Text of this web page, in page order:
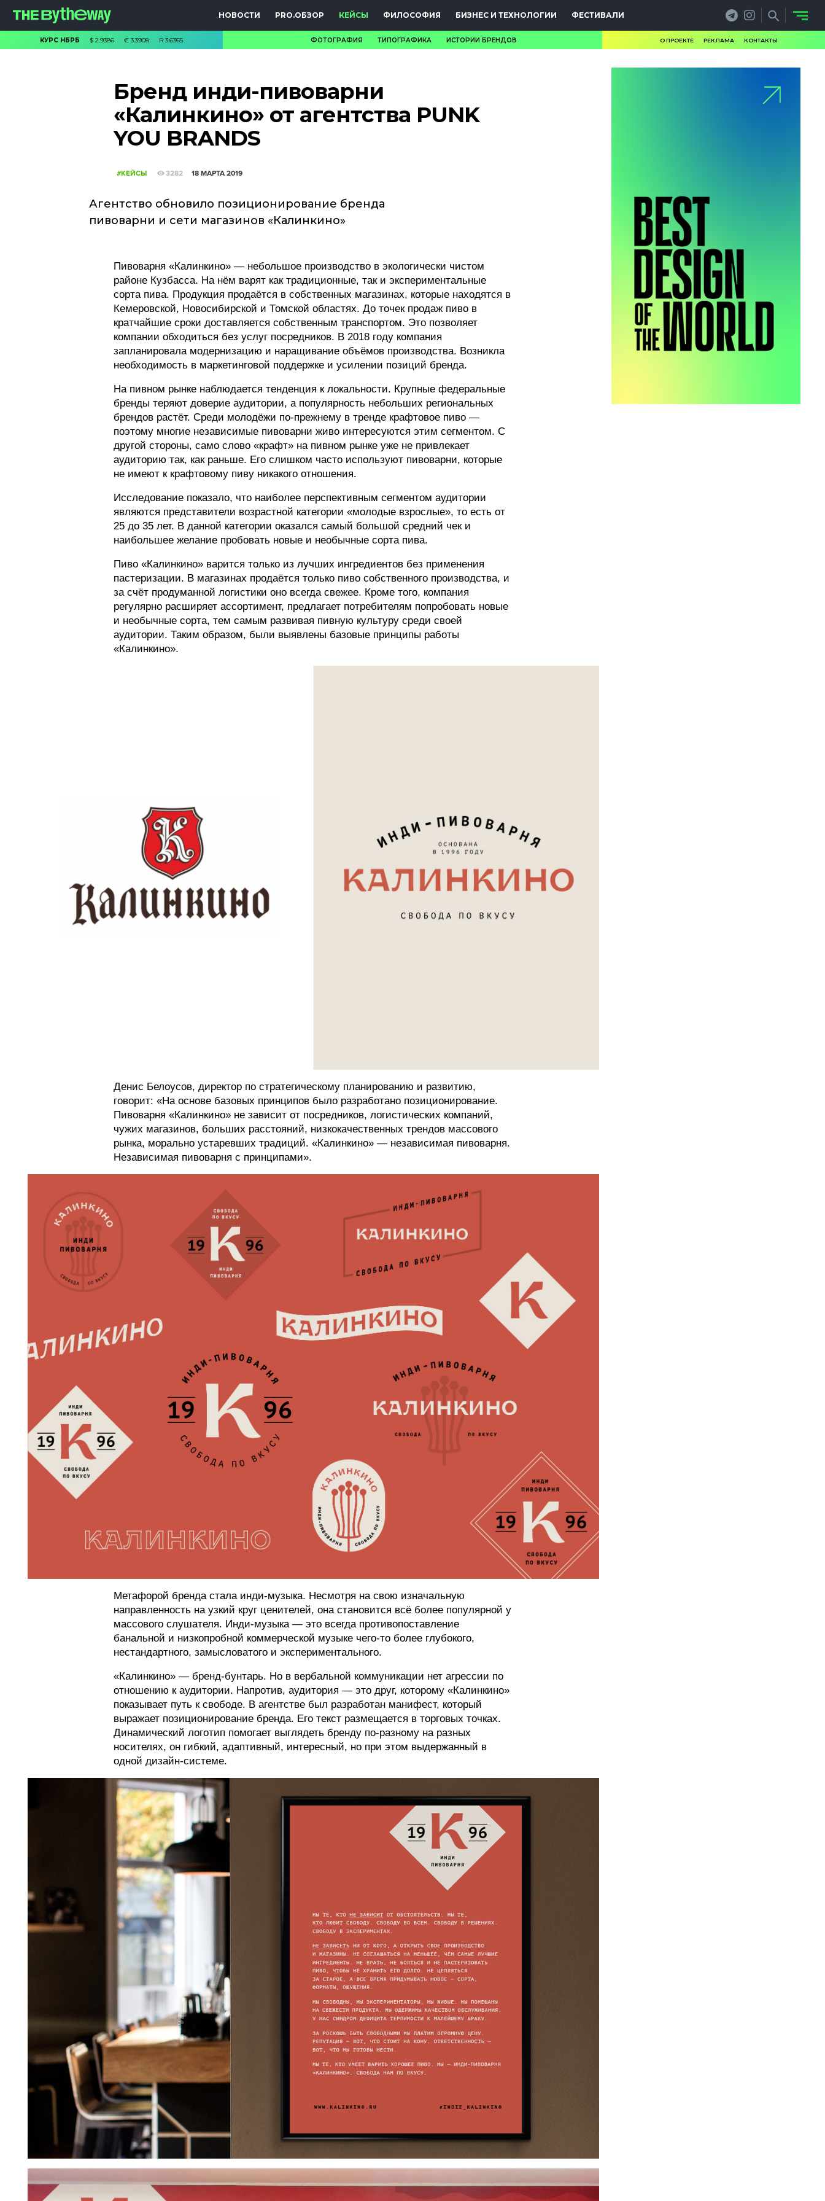
НОВОСТИ PRO.ОБЗОР КЕЙСЫ ФИЛОСОФИЯ БИЗНЕС И ТЕХНОЛОГИИ ФЕСТИВАЛИ
КУРС НБРБ $2.9386 € 3.3908 R3.6365 ФОТОГРАФИЯ ТИПОГРАФИКА ИСТОРИИ БРЕНДОВ О ПРОЕКТЕ РЕКЛАМА КОНТАКТЫ
Бренд инди-пивоварни
«Калинкино» от агентства PUNK
YOU BRANDS
#КЕЙСЫ 3282 18 МАРТА 2019
Агентство обновило позиционирование бренда
пивоварни и сети магазинов «Калинкино»
Пивоварня «Калинкино» — небольшое производство в экологически чистом
районе Кузбасса. На нём варят как традиционные, так и экспериментальные
сорта пива. Продукция продаётся в собственных магазинах, которые находятся в
Кемеровской, Новосибирской и Томской областях. До точек продаж пиво в
кратчайшие сроки доставляется собственным транспортом. Это позволяет
компании обходиться без услуг посредников. В 2018 году компания
запланировала модернизацию и наращивание объёмов производства. Возникла
необходимость в маркетинговой поддержке и усилении позиций бренда.
На пивном рынке наблюдается тенденция к локальности. Крупные федеральные
бренды теряют доверие аудитории, а популярность небольших региональных
брендов растёт. Среди молодёжи по-прежнему в тренде крафтовое пиво —
поэтому многие независимые пивоварни живо интересуются этим сегментом. С
другой стороны, само слово «крафт» на пивном рынке уже не привлекает
аудиторию так, как раньше. Его слишком часто используют пивоварни, которые
не имеют к крафтовому пиву никакого отношения.
Исследование показало, что наиболее перспективным сегментом аудитории
являются представители возрастной категории «молодые взрослые», то есть от
25 до 35 лет. В данной категории оказался самый большой средний чек и
наибольшее желание пробовать новые и необычные сорта пива.
Пиво «Калинкино» варится только из лучших ингредиентов без применения
пастеризации. В магазинах продаётся только пиво собственного производства, и
за счёт продуманной логистики оно всегда свежее. Кроме того, компания
регулярно расширяет ассортимент, предлагает потребителям попробовать новые
и необычные сорта, тем самым развивая пивную культуру среди своей
аудитории. Таким образом, были выявлены базовые принципы работы
«Калинкино».
Денис Белоусов, директор по стратегическому планированию и развитию,
говорит: «На основе базовых принципов было разработано позиционирование.
Пивоварня «Калинкино» не зависит от посредников, логистических компаний,
чужих магазинов, больших расстояний, низкокачественных трендов массового
рынка, морально устаревших традиций. «Калинкино» — независимая пивоварня.
Независимая пивоварня с принципами».
Метафорой бренда стала инди-музыка. Несмотря на свою изначальную
направленность на узкий круг ценителей, она становится всё более популярной у
массового слушателя. Инди-музыка — это всегда противопоставление
банальной и низкопробной коммерческой музыке чего-то более глубокого,
нестандартного, замысловатого и экспериментального.
«Калинкино» — бренд-бунтарь. Но в вербальной коммуникации нет агрессии по
отношению к аудитории. Напротив, аудитория — это друг, которому «Калинкино»
показывает путь к свободе. В агентстве был разработан манифест, который
выражает позиционирование бренда. Его текст размещается в торговых точках.
Динамический логотип помогает выглядеть бренду по-разному на разных
носителях, он гибкий, адаптивный, интересный, но при этом выдержанный в
одной дизайн-системе.
PRO.ОБЗОР
КЕЙСЫ
БИЗНЕС И
ФОТОГРАФИЯ
ТИПОГРАФИКА
ИСТОРИИ БРЕНДОВ
РЕКЛАМА
КОНТАКТЫ